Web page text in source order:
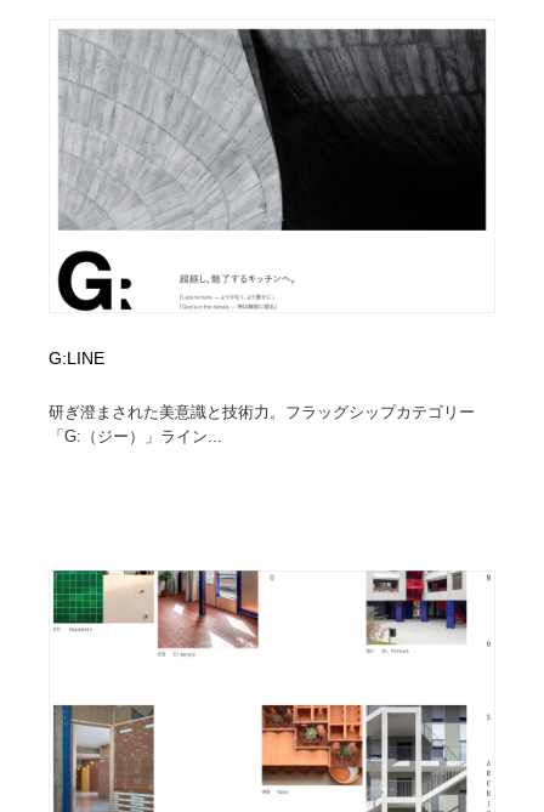
G:LINE
研ぎ澄まされた美意識と技術力。フラッグシップカテゴリー
「G:（ジー）」ライン...